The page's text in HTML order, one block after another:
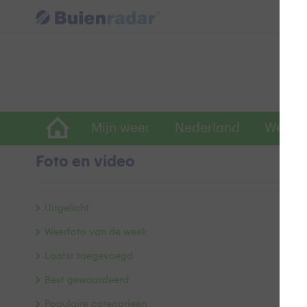
Mijn weer Nederland
Foto en video
Uitgelicht
Weerfoto van de week
Laatst toegevoegd
Best gewaardeerd
Populaire categorieën